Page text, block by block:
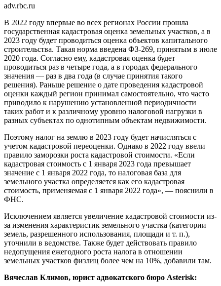
adv.rbc.ru
В 2022 году впервые во всех регионах России прошла
государственная кадастровая оценка земельных участков, а в
2023 году будет проводиться оценка объектов капитального
строительства. Такая норма введена ФЗ-269, принятым в июле
2020 года. Согласно ему, кадастровая оценка будет
проводиться раз в четыре года, а в городах федерального
значения — раз в два года (в случае принятия такого
решения). Раньше решение о дате проведения кадастровой
оценки каждый регион принимал самостоятельно, что часто
приводило к нарушению установленной периодичности
таких работ и к различному уровню налоговой нагрузки в
разных субъектах по однотипным объектам недвижимости.
Поэтому налог на землю в 2023 году будет начисляться с
учетом кадастровой переоценки. Однако в 2022 году ввели
правило заморозки роста кадастровой стоимости. «Если
кадастровая стоимость с 1 января 2023 года превышает
значение с 1 января 2022 года, то налоговая база для
земельного участка определяется как его кадастровая
стоимость, применяемая с 1 января 2022 года», — пояснили в
ФНС.
Исключением является увеличение кадастровой стоимости из-
за изменения характеристик земельного участка (категории
земель, разрешенного использования, площади и т. п.),
уточнили в ведомстве. Также будет действовать правило
недопущения ежегодного роста налога в отношении
земельных участков физлиц более чем на 10%, добавили там.
Вячеслав Климов, юрист адвокатского бюро Asterisk: